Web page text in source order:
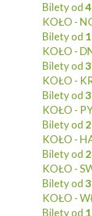
Bilety od
KOŁO -
Bilety od
KOŁO -
Bilety od
KOŁO -
Bilety od
KOŁO -
Bilety od
KOŁO -
Bilety od
KOŁO -
Bilety od
KOŁO -
Bilety od